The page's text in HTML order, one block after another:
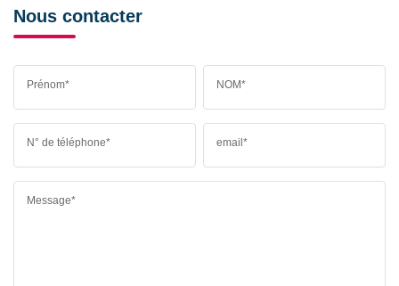
Nous contacter
Prénom* NOM*
N° de téléphone* email*
Message*